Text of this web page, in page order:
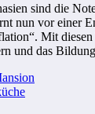
sind die
nun vor einer
Mit
und das